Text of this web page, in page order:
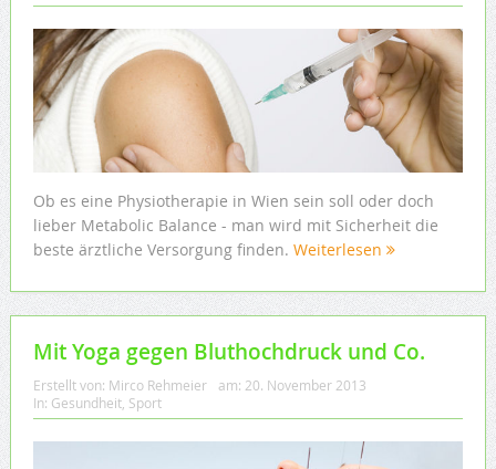
Ob es eine Physiotherapie in Wien sein soll oder doch
lieber Metabolic Balance - man wird mit Sicherheit die
beste ärztliche Versorgung finden. Weiterlesen
Mit Yoga gegen Bluthochdruck und Co.
Erstellt von: Mirco Rehmeier am: 20. November 2013
In: Gesundheit, Sport